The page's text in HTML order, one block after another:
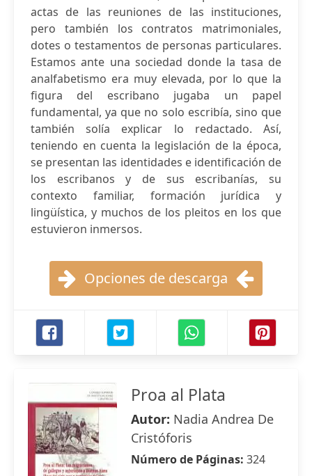
actas de las reuniones de las instituciones,
pero también los contratos matrimoniales,
dotes o testamentos de personas particulares.
Estamos ante una sociedad donde la tasa de
analfabetismo era muy elevada, por lo que la
figura del escribano jugaba un papel
fundamental, ya que no solo escribía, sino que
también solía explicar lo redactado. Así,
teniendo en cuenta la legislación de la época,
se presentan las identidades e identificación de
los escribanos y de sus escribanías, su
contexto familiar, formación jurídica y
lingüística, y muchos de los pleitos en los que
estuvieron inmersos.
Opciones de descarga
Proa al Plata
Autor: Nadia Andrea De
Cristóforis
Número de Páginas: 324